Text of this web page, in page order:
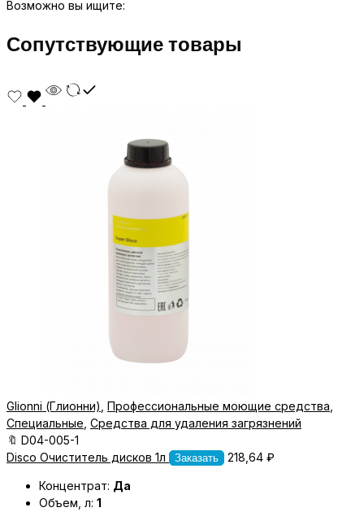
Возможно вы ищите:
Сопутствующие товары
Glionni (Глионни) Профессиональные моющие средства
Специальные Средства для удаления загрязнений
🔖 D04-005-1
Disco Очиститель дисков 1л
Заказать 218,64 ₽
Концентрат: Да
Объем, л: 1